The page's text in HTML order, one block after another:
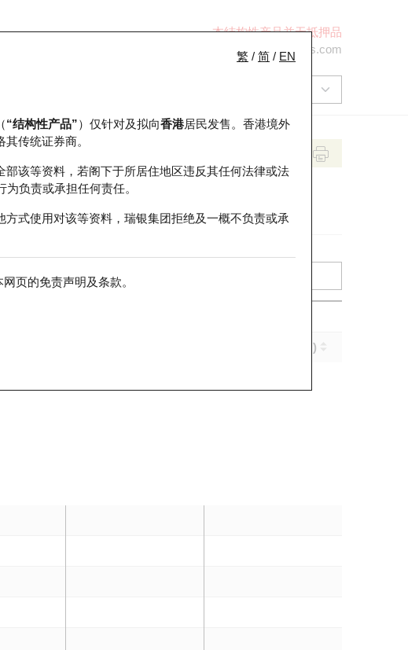
本结构性产品并无抵押品
ol-hkwarrants@ubs.com
繁 / 简 / EN
“结构性产品”）仅针对及拟向香港居民发售。香港境外
传统证券商。
该等资料，若阁下于所居住地区违反其任何法律或法
为负责或承担任何责任。
式使用对该等资料，瑞银集团拒绝及一概不负责或承
网页的免责声明及条款。
到期日 (年-月-日)